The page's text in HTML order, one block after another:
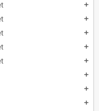
add
add
add
add
add
add
add
add